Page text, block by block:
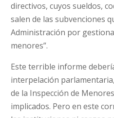
directivos, cuyos sueldos,
salen de las subvenciones
Administración por
menores”.
Este terrible informe
interpelación
de la Inspección de
implicados. Pero en este